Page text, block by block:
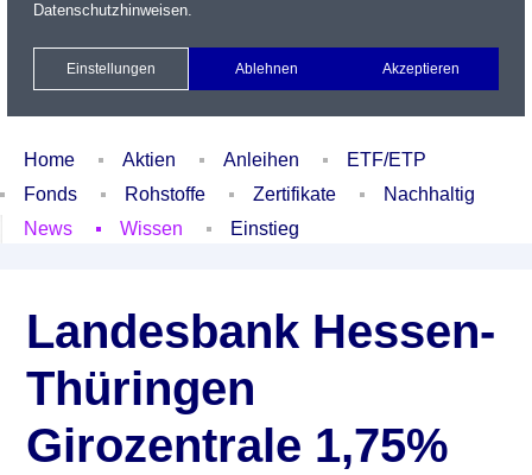
Xetra Realtime
Watchlist Portfolio Login
Home Aktien Anleihen
ETF/ETP
Fonds
Rohstoffe Zertifikate
Nachhaltig
News
Wissen Einstieg
Landesbank Hessen-
Thüringen
Girozentrale 1,75%
Datenschutzhinweisen.
Einstellungen Ablehnen Akzeptieren